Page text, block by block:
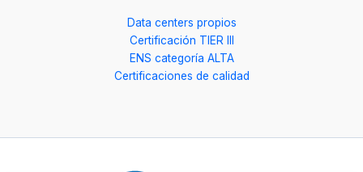
Data centers propios
Certificación TIER III
ENS categoría ALTA
Certificaciones de calidad